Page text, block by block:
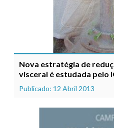
Nova estratégia de
visceral é estudada pelo
Publicado: 12 Abril 2013